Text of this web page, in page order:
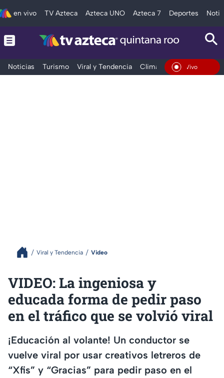
en vivo TV Azteca Azteca UNO Azteca 7 Deportes
Noticias Turismo Viral y Tendencia Clima Tráfico
En Vivo
Viral y Tendencia Video
VIDEO: La ingeniosa y
educada forma de pedir paso
en el tráfico que se volvió viral
¡Educación al volante! Un conductor se
vuelve viral por usar creativos letreros de
“Xfis” y “Gracias” para pedir paso en el